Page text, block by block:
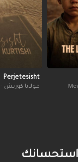
Perjetesisht
مولانا كورتش - Mevlan Kurtishi
استحسانك